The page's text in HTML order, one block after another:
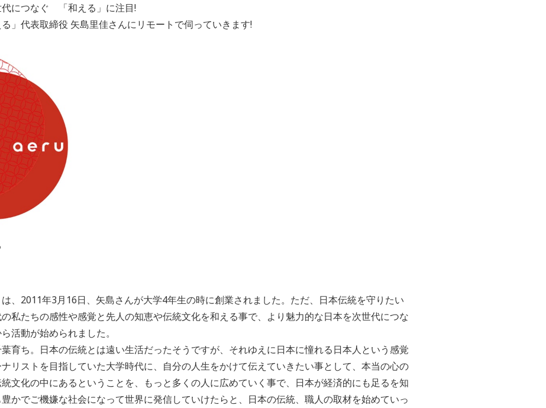
につなぐ 「和える」に注目!
」代表取締役 矢島里佳さんにリモートで伺っていきます!
、2011年3月16日、矢島さんが大学4年生の時に創業されました。ただ、日本伝統を守りたい
私たちの感性や感覚と先人の知恵や伝統文化を和える事で、より魅力的な日本を次世代につな
活動が始められました。
育ち。日本の伝統とは遠い生活だったそうですが、それゆえに日本に憧れる日本人という感覚
リストを目指していた大学時代に、自分の人生をかけて伝えていきたい事として、本当の心の
文化の中にあるということを、もっと多くの人に広めていく事で、日本が経済的にも足るを知
かでご機嫌な社会になって世界に発信していけたらと、日本の伝統、職人の取材を始めていっ